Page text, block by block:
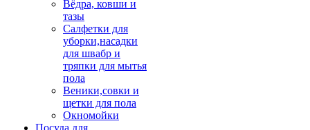
Вёдра, ковши и
тазы
Салфетки для
уборки,насадки
для швабр и
тряпки для мытья
пола
Веники,совки и
щетки для пола
Окномойки
Посуда для